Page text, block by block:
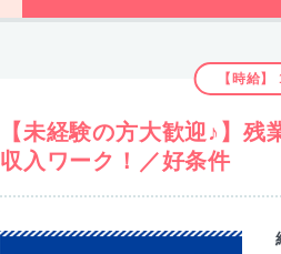
【時給
【未経験の方大歓迎♪】
収入ワーク！／好条件